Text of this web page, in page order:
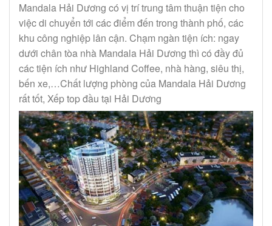
Mandala Hải Dương có vị trí trung tâm thuận tiện cho
việc di chuyển tới các điểm đến trong thành phố, các
khu công nghiệp lân cận. Chạm ngàn tiện ích: ngay
dưới chân tòa nhà Mandala Hải Dương thì có đầy đủ
các tiện ích như Highland Coffee, nhà hàng, siêu thị,
bến xe,…Chất lượng phòng của Mandala Hải Dương
rất tốt, Xếp top đầu tại Hải Dương